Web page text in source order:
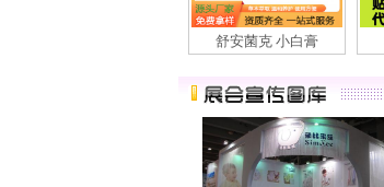
舒安菌克 小白膏